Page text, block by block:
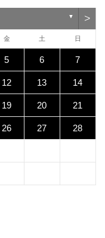
▼ >
金 土 日
5 6 7
12 13 14
19 20 21
26 27 28